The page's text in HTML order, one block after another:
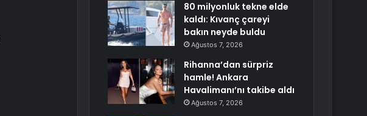
80 milyonluk tekne elde
kaldı: Kıvanç çareyi
bakın neyde buldu
Ağustos 7, 2026
Rihanna’dan sürpriz
hamle! Ankara
Havalimanı’nı takibe aldı
Ağustos 7, 2026